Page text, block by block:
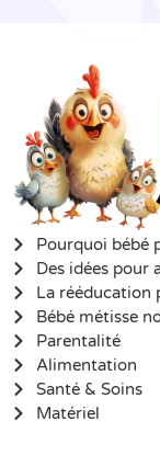
Pourquoi bébé
Des idées pour
La rééducation
Bébé métisse
Parentalité
Alimentation
Santé & Soins
Matériel